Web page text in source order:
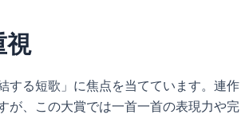
視
する短歌」に焦点を当てています。連作
が、この大賞では一首一首の表現力や完